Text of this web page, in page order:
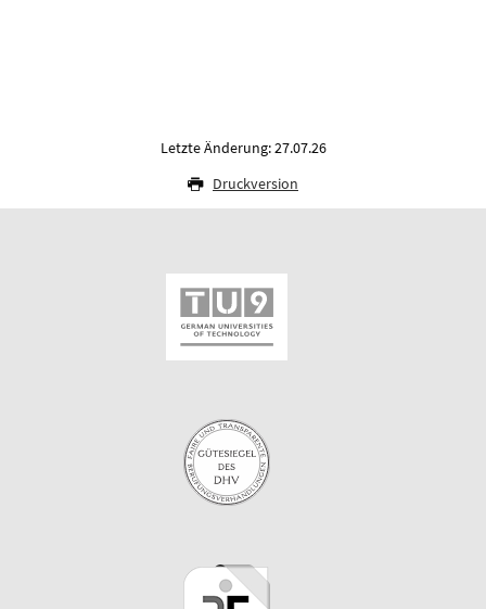
Letzte Änderung: 27.07.26
Druckversion